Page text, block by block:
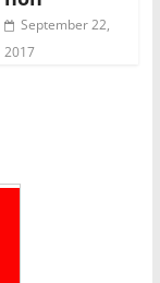
September 22,
2017